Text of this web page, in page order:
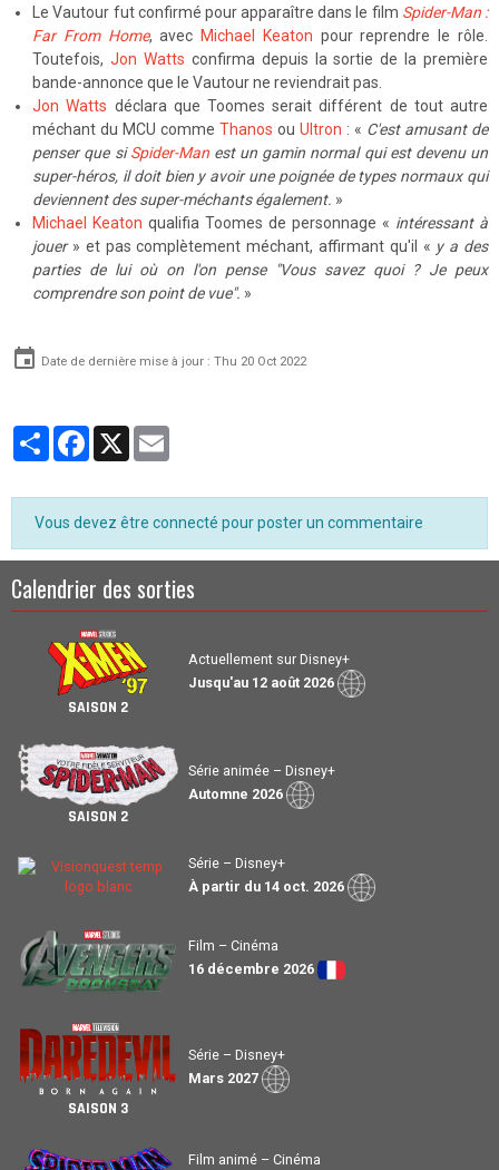
Le Vautour fut confirmé pour apparaître dans le film Spider-Man :
Far From Home, avec Michael Keaton pour reprendre le rôle.
Toutefois,Jon Watts confirma depuis la sortie de la première
bande-annonce que le Vautour ne reviendrait pas.
Jon Watts déclara que Toomes serait différent de tout autre
méchant du MCU commeThanos ouUltron : « C'est amusant de
penser que siSpider-Manest un gamin normal qui est devenu un
super-héros, il doit bien y avoir une poignée de types normaux qui
deviennent des super-méchants également. »
Michael Keaton qualifia Toomes de personnage « intéressant à
jouer» et pas complètement méchant, affirmant qu'il « y a des
parties de lui où on l'on pense "Vous savez quoi ? Je peux
comprendre son point de vue". »
Date de dernière mise à jour : Thu 20 Oct 2022
PartagerFacebook
X
Vous devez être connecté pour poster un commentaire
Calendrier des sorties
SAISON 2
Actuellement sur Disney+
Jusqu'au 12 août 2026
SAISON 2
Série animée – Disney+
Automne 2026
Série – Disney+
À partir du 14 oct. 2026
Film – Cinéma
16 décembre 2026
SAISON 3
Série – Disney+
Mars 2027
Film animé – Cinéma